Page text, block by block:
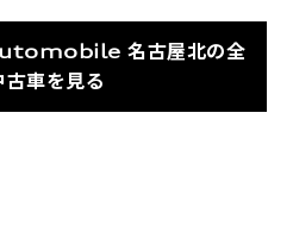
名古屋北の全
古車を見る